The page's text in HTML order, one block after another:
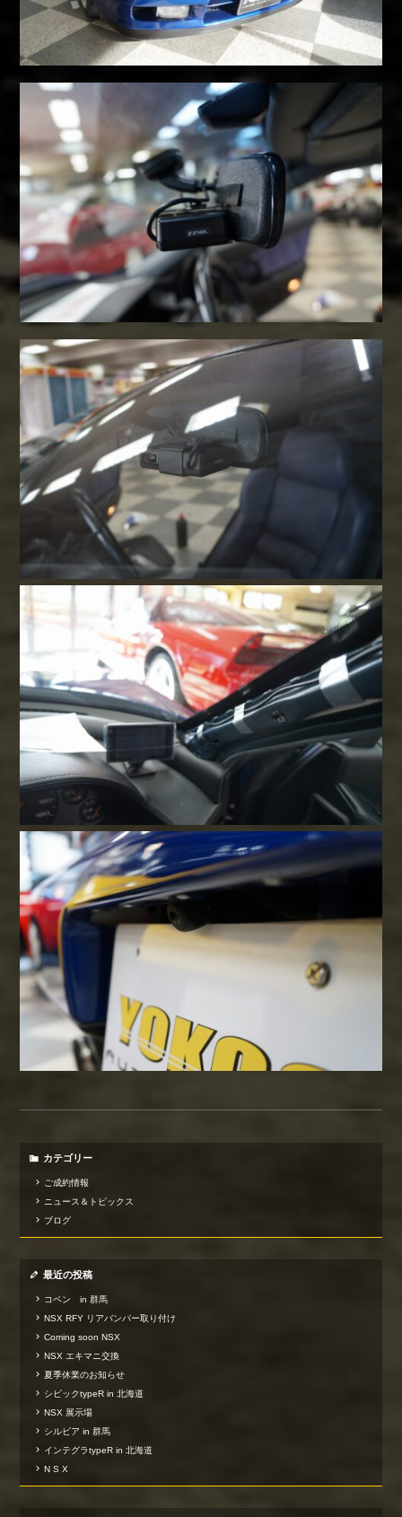
カテゴリー
ご成約情報
ニュース＆トピックス
ブログ
最近の投稿
コペン in 群馬
NSX RFY リアバンパー取り付け
Coming soon NSX
NSX エキマニ交換
夏季休業のお知らせ
シビックtypeR in 北海道
NSX 展示場
シルビア in 群馬
インテグラtypeR in 北海道
N S X